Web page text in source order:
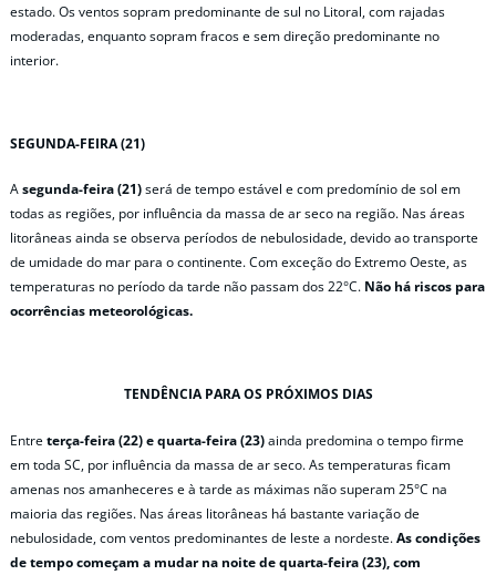
estado. Os ventos sopram predominante de sul no Litoral, com rajadas
moderadas, enquanto sopram fracos e sem direção predominante no
interior.
SEGUNDA-FEIRA (21)
Asegunda-feira (21)será de tempo estável e com predomínio de sol em
todas as regiões, por influência da massa de ar seco na região. Nas áreas
litorâneas ainda se observa períodos de nebulosidade, devido ao transporte
de umidade do mar para o continente. Com exceção do Extremo Oeste, as
temperaturas no período da tarde não passam dos 22°C. Não há riscos para
ocorrências meteorológicas.
TENDÊNCIA PARA OS PRÓXIMOS DIAS
Entreterça-feira (22) e quarta-feira (23)ainda predomina o tempo firme
em toda SC, por influência da massa de ar seco. As temperaturas ficam
amenas nos amanheceres e à tarde as máximas não superam 25°C na
maioria das regiões. Nas áreas litorâneas há bastante variação de
nebulosidade, com ventos predominantes de leste a nordeste.As condições
de tempo começam a mudar na noite de quarta-feira (23), com